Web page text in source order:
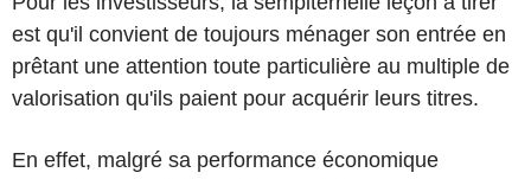
est qu'il convient de toujours ménager son entrée en
prêtant une attention toute particulière au multiple de
valorisation qu'ils paient pour acquérir leurs titres.
En effet, malgré sa performance économique